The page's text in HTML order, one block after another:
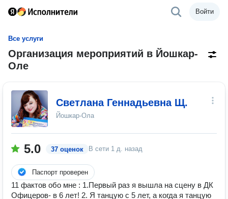
Войти
Все услуги
Организация мероприятий в Йошкар-
Оле
Светлана Геннадьевна Щ.
Йошкар-Ола
5.0 37 оценок В сети 1 д. назад
Паспорт проверен
11 фактов обо мне : 1.Первый раз я вышла на сцену в ДК
Офицеров- в 6 лет! 2. Я танцую с 5 лет, а когда я танцую